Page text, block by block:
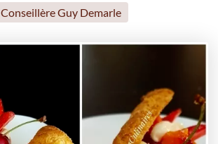
Conseillère Guy Demarle